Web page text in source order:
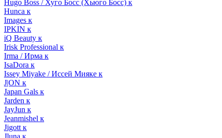
Hugo Boss / Хуго Босс (Хьюго Босс) к
Hunca к
Images к
IPKIN к
iQ Beauty к
Irisk Professional к
Irma / Ирма к
IsaDora к
Issey Miyake / Иссей Мияке к
J|ON к
Japan Gals к
Jarden к
JayJun к
Jeanmishel к
Jigott к
Jluna к